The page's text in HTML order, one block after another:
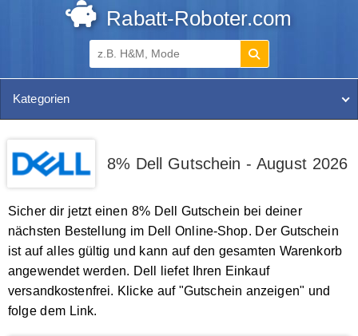
Rabatt-Roboter.com
Kategorien
8% Dell Gutschein - August 2026
Sicher dir jetzt einen 8% Dell Gutschein bei deiner
nächsten Bestellung im Dell Online-Shop. Der Gutschein
ist auf alles gültig und kann auf den gesamten Warenkorb
angewendet werden. Dell liefet Ihren Einkauf
versandkostenfrei. Klicke auf "Gutschein anzeigen" und
folge dem Link.